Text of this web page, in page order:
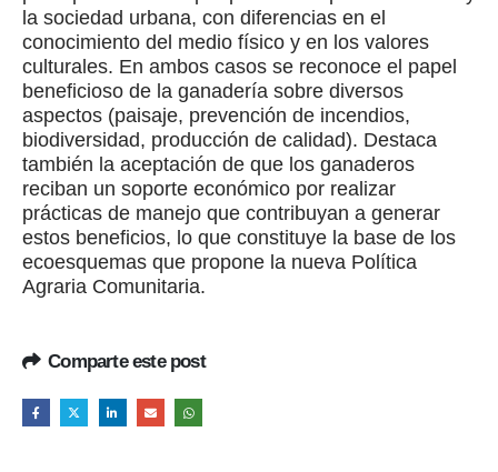
la sociedad urbana, con diferencias en el
conocimiento del medio físico y en los valores
culturales. En ambos casos se reconoce el papel
beneficioso de la ganadería sobre diversos
aspectos (paisaje, prevención de incendios,
biodiversidad, producción de calidad). Destaca
también la aceptación de que los ganaderos
reciban un soporte económico por realizar
prácticas de manejo que contribuyan a generar
estos beneficios, lo que constituye la base de los
ecoesquemas que propone la nueva Política
Agraria Comunitaria.
Comparte este post